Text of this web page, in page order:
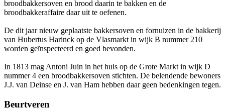
broodbakkersoven en brood daarin te bakken en de
broodbakkeraffaire daar uit te oefenen.
De dit jaar nieuw geplaatste bakkersoven en fornuizen in de bakkerij
van Hubertus Harinck op de Vlasmarkt in wijk B nummer 210
worden geïnspecteerd en goed bevonden.
In 1813 mag Antoni Juin in het huis op de Grote Markt in wijk D
nummer 4 een broodbakkersoven stichten. De belendende bewoners
J.J. van Deinse en J. van Ham hebben daar geen bedenkingen tegen.
Beurtveren